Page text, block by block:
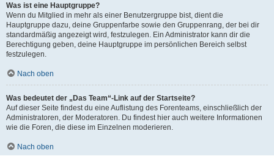
Was ist eine Hauptgruppe?
Wenn du Mitglied in mehr als einer Benutzergruppe bist, dient die
Hauptgruppe dazu, deine Gruppenfarbe sowie den Gruppenrang, der bei dir
standardmäßig angezeigt wird, festzulegen. Ein Administrator kann dir die
Berechtigung geben, deine Hauptgruppe im persönlichen Bereich selbst
festzulegen.
Nach oben
Was bedeutet der „Das Team“-Link auf der Startseite?
Auf dieser Seite findest du eine Auflistung des Forenteams, einschließlich der
Administratoren, der Moderatoren. Du findest hier auch weitere Informationen
wie die Foren, die diese im Einzelnen moderieren.
Nach oben